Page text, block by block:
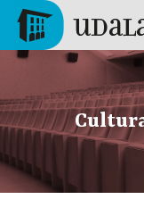
Pasar al contenido
Tolosa